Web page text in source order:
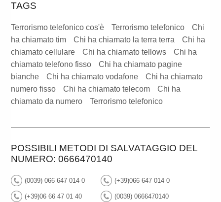
TAGS
Terrorismo telefonico cos'è Terrorismo telefonico
Chi
ha chiamato tim
Chi ha chiamato la terra terra
Chi ha
chiamato cellulare
Chi ha chiamato tellows
Chi ha
chiamato telefono fisso
Chi ha chiamato pagine
bianche
Chi ha chiamato vodafone
Chi ha chiamato
numero fisso
Chi ha chiamato telecom
Chi ha
chiamato da numero
Terrorismo telefonico
POSSIBILI METODI DI SALVATAGGIO DEL
NUMERO: 0666470140
(0039) 066 647 014 0 (+39)066 647 014 0
(+39)06 66 47 01 40 (0039) 0666470140